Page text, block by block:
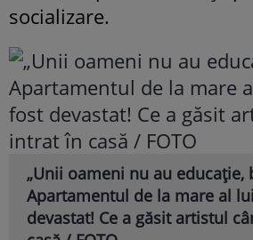
socializare.
„Unii oameni nu au educație,
Apartamentul de la mare al
devastat! Ce a găsit artistul